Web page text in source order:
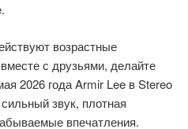
возрастные
с друзьями, делайте
2026 года Armir Lee в Stereo
звук, плотная
впечатления.